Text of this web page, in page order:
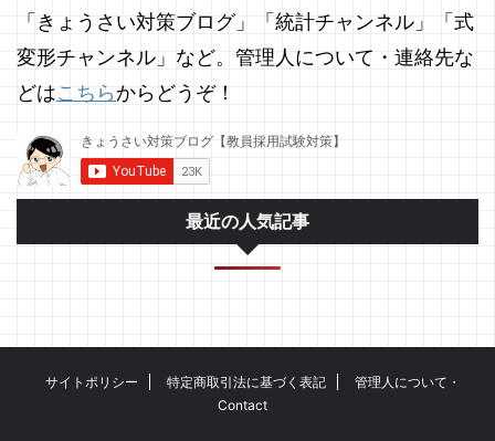
「きょうさい対策ブログ」「統計チャンネル」「式
変形チャンネル」など。管理人について・連絡先な
どはこちらからどうぞ！
最近の人気記事
サイトポリシー 特定商取引法に基づく表記
管理人について・
Contact